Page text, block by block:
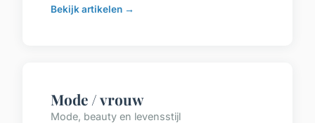
Bekijk artikelen →
Mode / vrouw
Mode, beauty en levensstijl